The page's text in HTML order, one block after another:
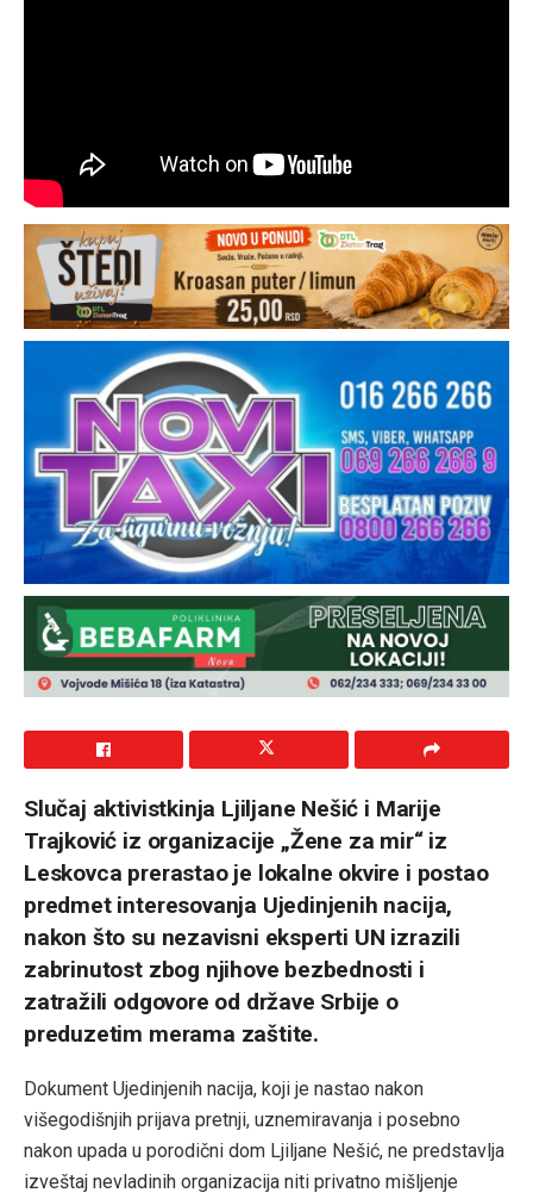
Slučaj aktivistkinja Ljiljane Nešić i Marije
Trajković iz organizacije „Žene za mir“ iz
Leskovca prerastao je lokalne okvire i postao
predmet interesovanja Ujedinjenih nacija,
nakon što su nezavisni eksperti UN izrazili
zabrinutost zbog njihove bezbednosti i
zatražili odgovore od države Srbije o
preduzetim merama zaštite.
Dokument Ujedinjenih nacija, koji je nastao nakon
višegodišnjih prijava pretnji, uznemiravanja i posebno
nakon upada u porodični dom Ljiljane Nešić, ne predstavlja
izveštaj nevladinih organizacija niti privatno mišljenje